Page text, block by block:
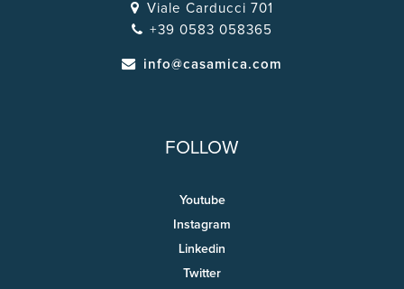
Viale Carducci 701
+39 0583 058365
info@casamica.com
FOLLOW
Youtube
Instagram
Linkedin
Twitter